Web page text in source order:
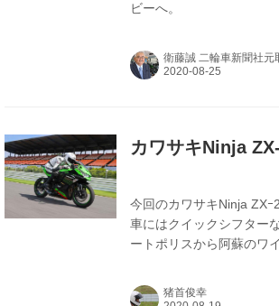
ビーへ。
衛藤誠 二輪車新聞社元
カワサキNinja
今回のカワサキNinja ZX
車にはクイックシフター
ートポリスから阿蘇のワ
猪首俊幸